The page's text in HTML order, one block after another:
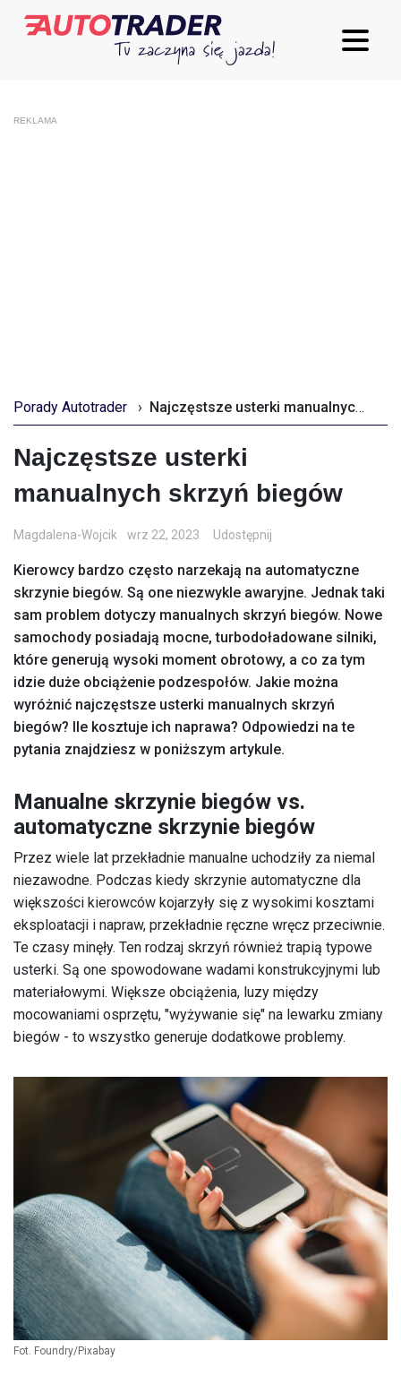
REKLAMA
Porady Autotrader › Najczęstsze usterki manualnych skrzyń biegów
Najczęstsze usterki
manualnych skrzyń biegów
Magdalena-Wojcik wrz 22, 2023 Udostępnij
Kierowcy bardzo często narzekają na automatyczne
skrzynie biegów. Są one niezwykle awaryjne. Jednak taki
sam problem dotyczy manualnych skrzyń biegów. Nowe
samochody posiadają mocne, turbodoładowane silniki,
które generują wysoki moment obrotowy, a co za tym
idzie duże obciążenie podzespołów. Jakie można
wyróżnić najczęstsze usterki manualnych skrzyń
biegów? Ile kosztuje ich naprawa? Odpowiedzi na te
pytania znajdziesz w poniższym artykule.
Manualne skrzynie biegów vs.
automatyczne skrzynie biegów
Przez wiele lat przekładnie manualne uchodziły za niemal
niezawodne. Podczas kiedy skrzynie automatyczne dla
większości kierowców kojarzyły się z wysokimi kosztami
eksploatacji i napraw, przekładnie ręczne wręcz przeciwnie.
Te czasy minęły. Ten rodzaj skrzyń również trapią typowe
usterki. Są one spowodowane wadami konstrukcyjnymi lub
materiałowymi. Większe obciążenia, luzy między
mocowaniami osprzętu, "wyżywanie się" na lewarku zmiany
biegów - to wszystko generuje dodatkowe problemy.
Fot. Foundry/Pixabay